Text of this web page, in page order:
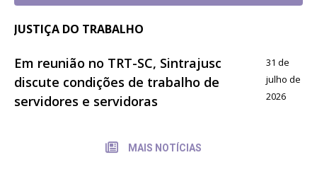
JUSTIÇA DO TRABALHO
Em reunião no TRT-SC, Sintrajusc
discute condições de trabalho de
servidores e servidoras
31 de
julho de
2026
MAIS NOTÍCIAS